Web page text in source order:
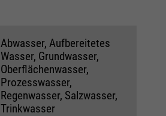
Abwasser, Aufbereitetes
Wasser, Grundwasser,
Oberflächenwasser,
Prozesswasser,
Regenwasser, Salzwasser,
Trinkwasser